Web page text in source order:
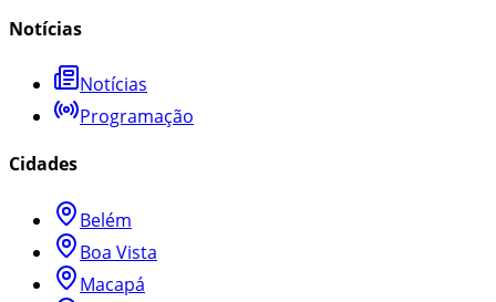
Notícias
Notícias
Programação
Cidades
Belém
Boa Vista
Macapá